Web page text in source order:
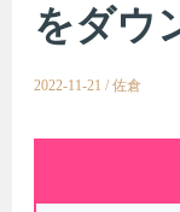
をダウ
2022-11-21 / 佐倉